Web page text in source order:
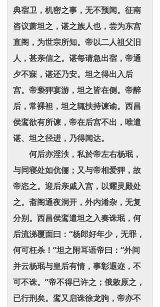
典宿卫，机密之事，无不预闻。征南
咨议萧坦之，谌之族人也，尝为东宫
直阁，为世宗所知。帝以二人祖父旧
人，甚亲信之。谌每请急出宿，帝通
夕不寐，谌还乃安。坦之得出入后
宫。帝亵狎宴游，坦之皆在侧。帝醉
后，常裸袒，坦之辄扶持谏谕。西昌
侯鸾欲有所谏，帝在后宫不出，唯遣
谌、坦之径进，乃得闻达。
何后亦淫泆，私於帝左右杨珉，
与同寝处如伉俪；又与帝相爱狎，故
帝恣之。迎后亲戚入宫，以耀灵殿处
之。斋阁通夜洞开，外内淆杂，无复
分别。西昌侯鸾遣坦之入奏诛珉，何
后流涕覆面曰：“杨郎好年少，无罪，
何可枉杀！”坦之附耳语帝曰：“外间
并云杨珉与皇后有情，事彰遐迩，不
可不诛。”帝不得已许之；俄敕原之，
已行刑矣。鸾又启诛徐龙驹，帝亦不